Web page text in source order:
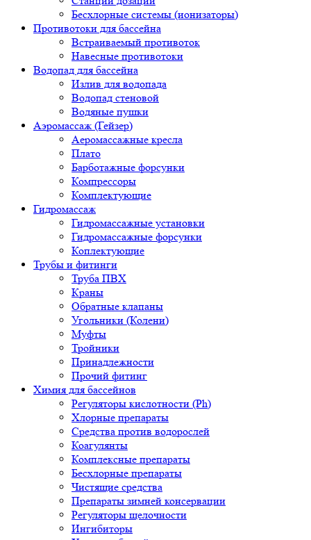
Бесхлорные системы (ионизаторы)
Противотоки для бассейна
Встраиваемый противоток
Навесные противотоки
Водопад для бассейна
Излив для водопада
Водопад стеновой
Водяные пушки
Аэромассаж (Гейзер)
Аеромассажные кресла
Плато
Барботажные форсунки
Компрессоры
Комплектующие
Гидромассаж
Гидромассажные установки
Гидромассажные форсунки
Коплектующие
Трубы и фитинги
Труба ПВХ
Краны
Обратные клапаны
Угольники (Колени)
Муфты
Тройники
Принадлежности
Прочий фитинг
Химия для бассейнов
Регуляторы кислотности (Ph)
Хлорные препараты
Средства против водорослей
Коагулянты
Комплексные препараты
Бесхлорные препараты
Чистящие средства
Препараты зимней консервации
Регуляторы щелочности
Ингибиторы